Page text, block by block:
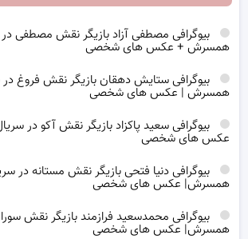
بیوگرافی مصطفی آزاد بازیگر نقش مصطفی
همسرش + عکس های شخصی
بیوگرافی ستایش دهقان بازیگر نقش فروغ در
همسرش | عکس های شخصی
بیوگرافی سعید پاکزاد بازیگر نقش آکو در
عکس های شخصی
بیوگرافی دنیا فتحی بازیگر نقش مستانه در
همسرش| عکس های شخصی
بیوگرافی محمدسعید فرازمند بازیگر نقش
همسرش| عکس های شخصی